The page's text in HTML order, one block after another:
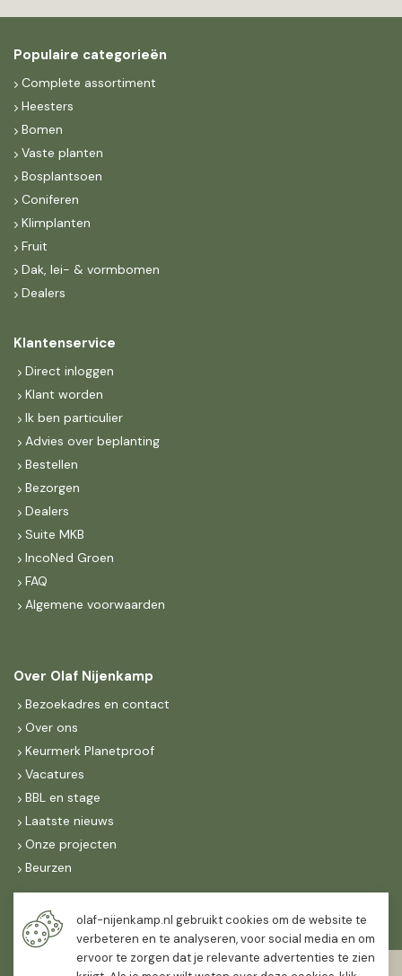
Populaire categorieën
Complete assortiment
Heesters
Bomen
Vaste planten
Bosplantsoen
Coniferen
Klimplanten
Fruit
Dak, lei- & vormbomen
Dealers
Klantenservice
Direct inloggen
Klant worden
Ik ben particulier
Advies over beplanting
Bestellen
Bezorgen
Dealers
Suite MKB
IncoNed Groen
FAQ
Algemene voorwaarden
Over Olaf Nijenkamp
Bezoekadres en contact
Over ons
Keurmerk Planetproof
Vacatures
BBL en stage
Laatste nieuws
Onze projecten
Beurzen
Maandag t/m vrijdag
07:30-
16:30
olaf-nijenkamp.nl gebruikt cookies om de website te
verbeteren en te analyseren, voor social media en om
ervoor te zorgen dat je relevante advertenties te zien